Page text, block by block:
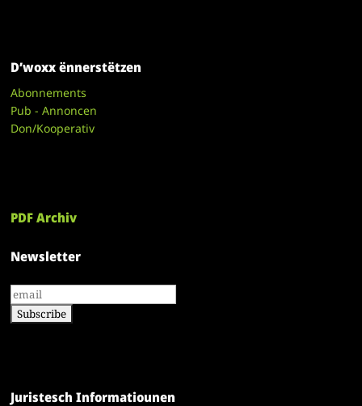
D’woxx ënnerstëtzen
Abonnements
Pub - Annoncen
Don/Kooperativ
PDF Archiv
Newsletter
Juristesch Informatiounen